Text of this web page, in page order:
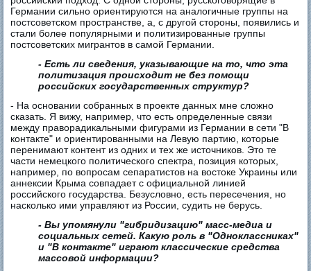
Германии сильно ориентируются на аналогичные группы на
постсоветском пространстве, а, с другой стороны, появились и
стали более популярными и политизированные группы
постсоветских мигрантов в самой Германии.
- Есть ли сведения, указывающие на то, что эта
политизация происходит не без помощи
российских государственных структур?
- На основании собранных в проекте данных мне сложно
сказать. Я вижу, например, что есть определенные связи
между праворадикальными фигурами из Германии в сети "В
контакте" и ориентированными на Левую партию, которые
перенимают контент из одних и тех же источников. Это те
части немецкого политического спектра, позиция которых,
например, по вопросам сепаратистов на востоке Украины или
аннексии Крыма совпадает с официальной линией
российского государства. Безусловно, есть пересечения, но
насколько ими управляют из России, судить не берусь.
- Вы упомянули "гибридизацию" масс-медиа и
социальных сетей. Какую роль в "Одноклассниках"
и "В контакте" играют классические средства
массовой информации?